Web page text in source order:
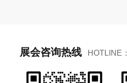
展会咨询热线 HOTLINE：